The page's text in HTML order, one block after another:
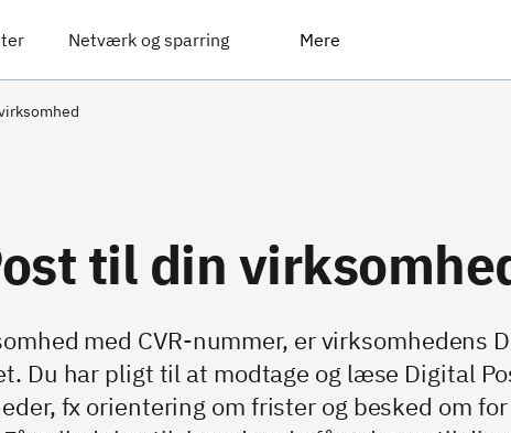
Netværk og sparring Mere
til din
med CVR-nummer, er virksomhedens
Du har pligt til at modtage og læse Digital
fx orientering om frister og besked om